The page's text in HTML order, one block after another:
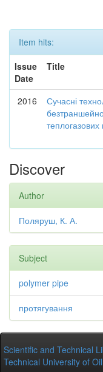
Item hits:
Issue
Date
Title
2016
Сучасні
Discover
Author
Поляруш, К. А.
Subject
polymer pipe
протягування
Scientific and Technical
Technical University of